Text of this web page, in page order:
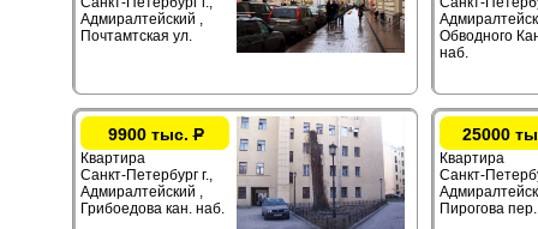
Адмиралтейский ,
Почтамтская ул.
Обводного
наб.
9900 тыс.Р
Квартира
Санкт-Петербург г.,
Адмиралтейский ,
Грибоедова кан. наб.
25000
Квартира
Санкт-
Пирогова пер.